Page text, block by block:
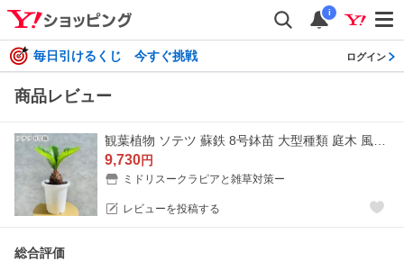
i
毎日引けるくじ 今すぐ挑戦 ログイン
商品レビュー
9,730円
ミドリスークラピアと雑草対策ー
レビューを投稿する
総合評価